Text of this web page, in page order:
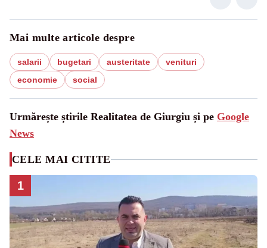
Mai multe articole despre
salarii bugetari austeritate
venituri
economie
social
Urmărește știrile Realitatea de Giurgiu și pe Google
News
CELE MAI CITITE
1